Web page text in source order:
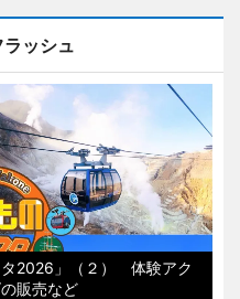
ッシュ
タ2026」（２） 体験アク
販売など